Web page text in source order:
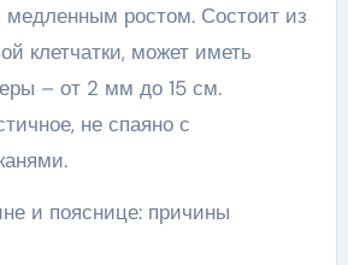
медленным ростом. Состоит из
клетчатки, может иметь
– от 2 мм до 15 см.
не спаяно с